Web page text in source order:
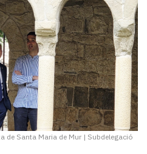
de Santa Maria de Mur | Subdelegació